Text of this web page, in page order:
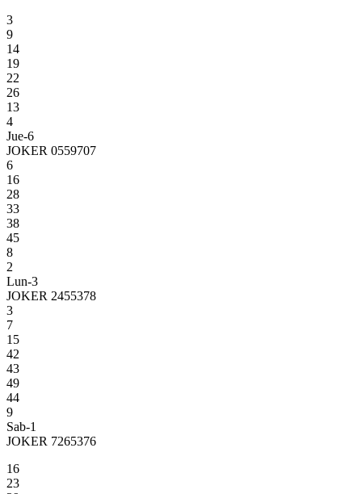
3
9
14
19
22
26
13
4
Jue-6
JOKER 0559707
6
16
28
33
38
45
8
2
Lun-3
JOKER 2455378
3
7
15
42
43
49
44
9
Sab-1
JOKER 7265376
16
23